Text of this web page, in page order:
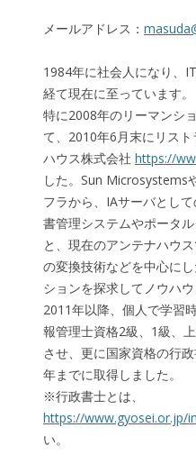
メールアドレス：
1984年に社会人になり、
経て現在に至っています。
特に2008年のリーマンシ
て、2010年6月末にリス
ハウス株式会社 https://
した。Sun Microsystems
フラから、IAサーバとし
書管理システムやポータ
と、現在のアンテナハウ
の変換技術などを中心に
ションを探求してノウハ
2011年以降、個人で学習
報管理士資格2級、1級、
させ、更に国家資格の行
年までに取得しました。
※行政書士とは、
https://www.gyosei.or.jp/
い。